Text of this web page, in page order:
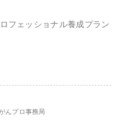
フェッショナル養成プラン
んプロ事務局